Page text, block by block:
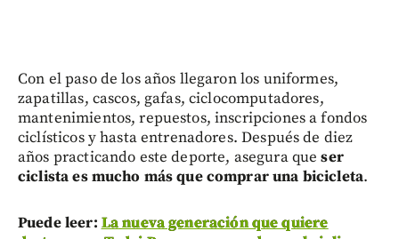
Con el paso de los años llegaron los uniformes,
zapatillas, cascos, gafas, ciclocomputadores,
mantenimientos, repuestos, inscripciones a fondos
ciclísticos y hasta entrenadores. Después de diez
años practicando este deporte, asegura queser
ciclista es mucho más que comprar una bicicleta.
Puede leer: La nueva generación que quiere